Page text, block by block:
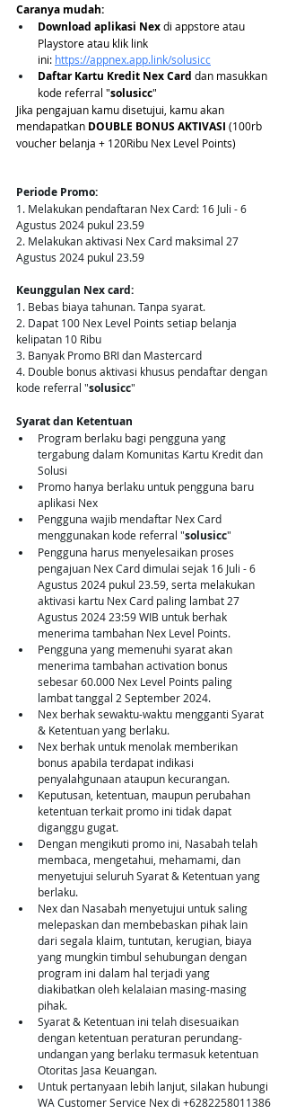
Caranya mudah:
Download aplikasi Nex di appstore atau
Playstore atau klik link
ini: https://appnex.app.link/solusicc
Daftar Kartu Kredit Nex Card dan masukkan
kode referral "solusicc"
Jika pengajuan kamu disetujui, kamu akan
mendapatkan DOUBLE BONUS AKTIVASI (100rb
voucher belanja + 120Ribu Nex Level Points)
Periode Promo:
1. Melakukan pendaftaran Nex Card: 16 Juli - 6
Agustus 2024 pukul 23.59
2. Melakukan aktivasi Nex Card maksimal 27
Agustus 2024 pukul 23.59
Keunggulan Nex card:
1. Bebas biaya tahunan. Tanpa syarat.
2. Dapat 100 Nex Level Points setiap belanja
kelipatan 10 Ribu
3. Banyak Promo BRI dan Mastercard
4. Double bonus aktivasi khusus pendaftar dengan
kode referral "solusicc"
Syarat dan Ketentuan
Program berlaku bagi pengguna yang
tergabung dalam Komunitas Kartu Kredit dan
Solusi
Promo hanya berlaku untuk pengguna baru
aplikasi Nex
Pengguna wajib mendaftar Nex Card
menggunakan kode referral "solusicc"
Pengguna harus menyelesaikan proses
pengajuan Nex Card dimulai sejak 16 Juli - 6
Agustus 2024 pukul 23.59, serta melakukan
aktivasi kartu Nex Card paling lambat 27
Agustus 2024 23:59 WIB untuk berhak
menerima tambahan Nex Level Points.
Pengguna yang memenuhi syarat akan
menerima tambahan activation bonus
sebesar 60.000 Nex Level Points paling
lambat tanggal 2 September 2024.
Nex berhak sewaktu-waktu mengganti Syarat
& Ketentuan yang berlaku.
Nex berhak untuk menolak memberikan
bonus apabila terdapat indikasi
penyalahgunaan ataupun kecurangan.
Keputusan, ketentuan, maupun perubahan
ketentuan terkait promo ini tidak dapat
diganggu gugat.
Dengan mengikuti promo ini, Nasabah telah
membaca, mengetahui, mehamami, dan
menyetujui seluruh Syarat & Ketentuan yang
berlaku.
Nex dan Nasabah menyetujui untuk saling
melepaskan dan membebaskan pihak lain
dari segala klaim, tuntutan, kerugian, biaya
yang mungkin timbul sehubungan dengan
program ini dalam hal terjadi yang
diakibatkan oleh kelalaian masing-masing
pihak.
Syarat & Ketentuan ini telah disesuaikan
dengan ketentuan peraturan perundang-
undangan yang berlaku termasuk ketentuan
Otoritas Jasa Keuangan.
Untuk pertanyaan lebih lanjut, silakan hubungi
WA Customer Service Nex di +6282258011386